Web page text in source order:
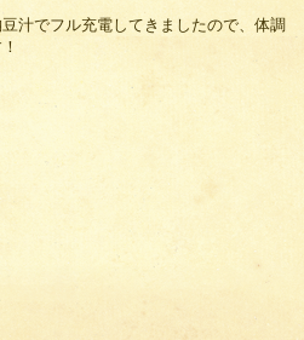
汁でフル充電してきましたので、体調